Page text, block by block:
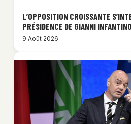
L’OPPOSITION CROISSANTE
PRÉSIDENCE DE GIANNI
9 Août 2026